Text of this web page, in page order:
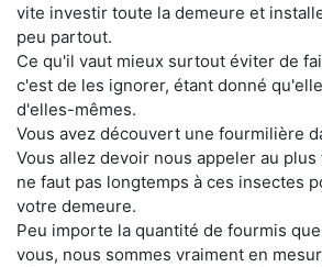
vite investir toute la demeure et
peu partout.
Ce qu'il vaut mieux surtout éviter de
c'est de les ignorer, étant donné
d'elles-mêmes.
Vous avez découvert une fourmilière
Vous allez devoir nous appeler au
ne faut pas longtemps à ces insectes
votre demeure.
Peu importe la quantité de fourmis
vous, nous sommes vraiment en